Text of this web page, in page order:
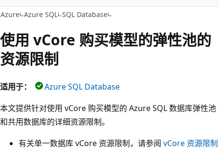
Azure Azure SQL SQL Database
使用 vCore 购买模型的弹性池的
资源限制
适用于：
Azure SQL Database
本文提供针对使用 vCore 购买模型的 Azure SQL 数据库弹性池
和共用数据库的详细资源限制。
有关单一数据库 vCore 资源限制，请参阅 vCore 资源限制